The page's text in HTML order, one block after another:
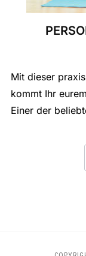
Mit dieser
kommt Ihr
Einer der